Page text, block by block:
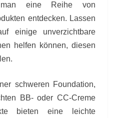
man eine Reihe von
entdecken. Lassen
einige unverzichtbare
helfen können, diesen
schweren Foundation,
BB- oder CC-Creme
bieten eine leichte